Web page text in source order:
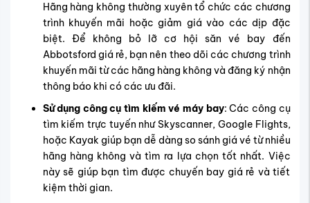
Hãng hàng không thường xuyên tổ chức các chương
trình khuyến mãi hoặc giảm giá vào các dịp đặc
biệt. Để không bỏ lỡ cơ hội săn vé bay đến
Abbotsford giá rẻ, bạn nên theo dõi các chương trình
khuyến mãi từ các hãng hàng không và đăng ký nhận
thông báo khi có các ưu đãi.
Sử dụng công cụ tìm kiếm vé máy bay: Các công cụ
tìm kiếm trực tuyến như Skyscanner, Google Flights,
hoặc Kayak giúp bạn dễ dàng so sánh giá vé từ nhiều
hãng hàng không và tìm ra lựa chọn tốt nhất. Việc
này sẽ giúp bạn tìm được chuyến bay giá rẻ và tiết
kiệm thời gian.